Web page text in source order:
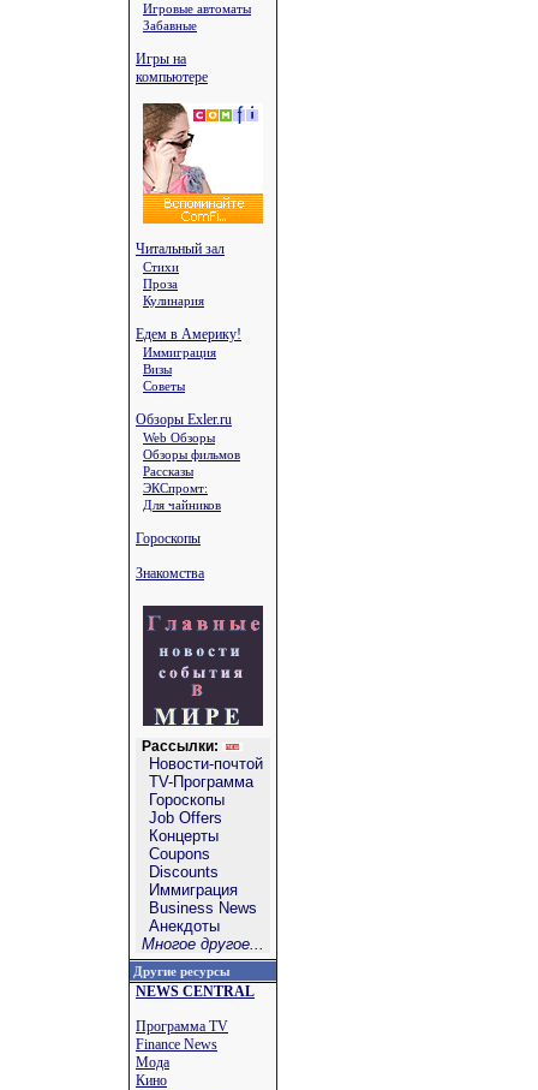
Игровые автоматы
Забавные
Игры на
компьютере
Читальный зал
Стихи
Проза
Кулинария
Едем в Америку!
Иммиграция
Визы
Советы
Обзоры Exler.ru
Web Обзоры
Обзоры фильмов
Рассказы
ЭКСпромт:
Для чайников
Гороскопы
Знакомства
Рассылки:
Новости-почтой
TV-Программа
Гороскопы
Job Offers
Концерты
Coupons
Discounts
Иммиграция
Business News
Анекдоты
Многое другое...
Другие ресурсы
NEWS CENTRAL
Программа TV
Finance News
Мода
Кино